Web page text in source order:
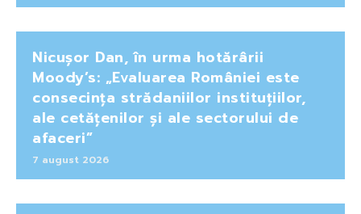
Nicușor Dan, în urma hotărârii
Moody’s: „Evaluarea României este
consecința strădaniilor instituțiilor,
ale cetățenilor și ale sectorului de
afaceri”
7 august 2026